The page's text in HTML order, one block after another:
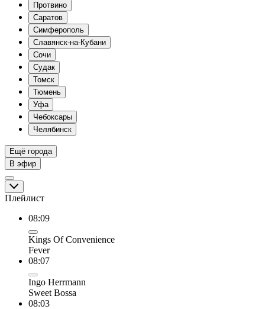
Протвино
Саратов
Симферополь
Славянск-на-Кубани
Сочи
Судак
Томск
Тюмень
Уфа
Чебоксары
Челябинск
Ещё города
В эфир
Плейлист
08:09
Kings Of Convenience
Fever
08:07
Ingo Herrmann
Sweet Bossa
08:03